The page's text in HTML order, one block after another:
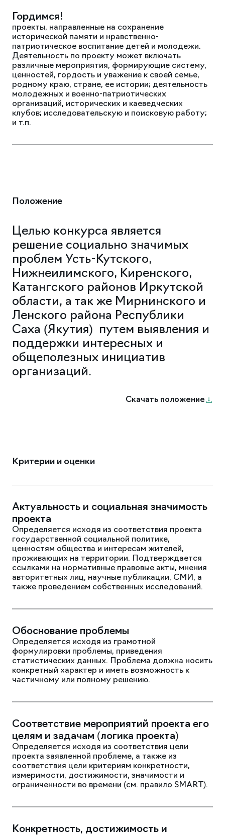
Гордимся!
проекты, направленные на сохранение
исторической памяти и нравственно-
патриотическое воспитание детей и молодежи.
Деятельность по проекту может включать
различные мероприятия, формирующие систему,
ценностей, гордость и уважение к своей семье,
родному краю, стране, ее истории; деятельность
молодежных и военно-патриотических
организаций, исторических и каеведческих
клубов; исследовательскую и поисковую работу;
и т.п.
Положение
Целью конкурса является
решение социально значимых
проблем Усть-Кутского,
Нижнеилимского, Киренского,
Катангского районов Иркутской
области, а так же Мирнинского и
Ленского района Республики
Саха (Якутия) путем выявления и
поддержки интересных и
общеполезных инициатив
организаций.
Скачать положение
Критерии и оценки
Актуальность и социальная значимость
проекта
Определяется исходя из соответствия проекта
государственной социальной политике,
ценностям общества и интересам жителей,
проживающих на территории. Подтверждается
ссылками на нормативные правовые акты, мнения
авторитетных лиц, научные публикации, СМИ, а
также проведением собственных исследований.
Обоснование проблемы
Определяется исходя из грамотной
формулировки проблемы, приведения
статистических данных. Проблема должна носить
конкретный характер и иметь возможность к
частичному или полному решению.
Соответствие мероприятий проекта его
целям и задачам (логика проекта)
Определяется исходя из соответствия цели
проекта заявленной проблеме, а также из
соответствия цели критериям конкретности,
измеримости, достижимости, значимости и
ограниченности во времени (см. правило SMART).
Конкретность, достижимость и